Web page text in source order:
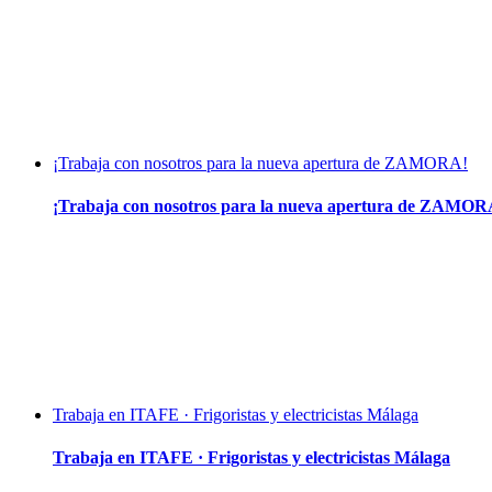
¡Trabaja con nosotros para la nueva apertura de ZAMORA!
¡Trabaja con nosotros para la nueva apertura de
Trabaja en ITAFE · Frigoristas y electricistas Málaga
Trabaja en ITAFE · Frigoristas y electricistas Málaga